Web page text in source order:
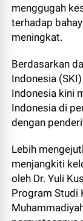
menggugah
terhadap
meningkat.
Berdasarkan
Indonesia
Indonesia kini
Indonesia di
dengan
Lebih
menjangkiti
oleh Dr. Yuli
Program Studi